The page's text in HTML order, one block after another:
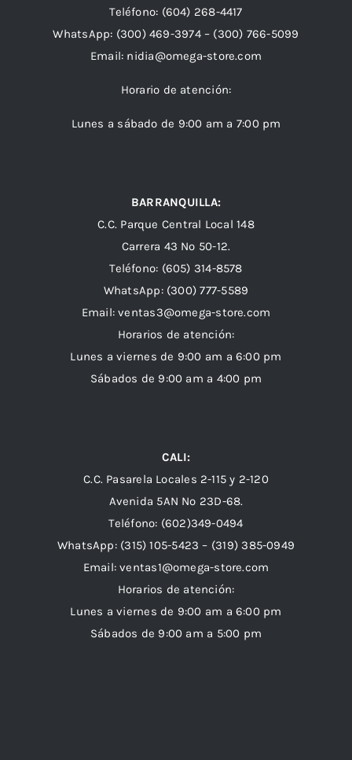
Teléfono: (604) 268-4417
WhatsApp: (300) 469-3974 – (300) 766-5099
Email: nidia@omega-store.com
Horario de atención:
Lunes a sábado de 9:00 am a 7:00 pm
BARRANQUILLA:
C.C. Parque Central Local 148
Carrera 43 Nº 50-12.
Teléfono: (605) 314-8578
WhatsApp: (300) 777-5589
Email: ventas3@omega-store.com
Horarios de atención:
Lunes a viernes de 9:00 am a 6:00 pm
Sábados de 9:00 am a 4:00 pm
CALI:
C.C. Pasarela Locales 2-115 y 2-120
Avenida 5AN Nº 23D-68.
Teléfono: (602)349-0494
WhatsApp: (315) 105-5423 – (319) 385-0949
Email:ventas1@omega-store.com
Horarios de atención:
Lunes a viernes de 9:00 am a 6:00 pm
Sábados de 9:00 am a 5:00 pm